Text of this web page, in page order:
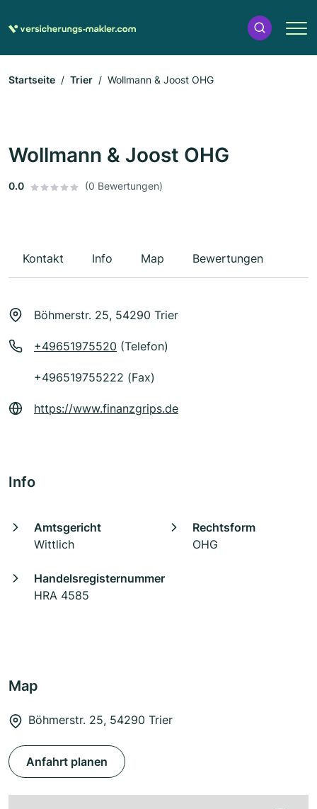
Startseite Trier Wollmann & Joost OHG
Wollmann & Joost OHG
0.0 (0 Bewertungen)
Kontakt Info Map Bewertungen
Böhmerstr. 25, 54290 Trier
+49651975520 (Telefon)
+496519755222 (Fax)
https://www.finanzgrips.de
Info
Amtsgericht
Wittlich
Rechtsform
OHG
Handelsregisternummer
HRA 4585
Map
Böhmerstr. 25, 54290 Trier
Anfahrt planen